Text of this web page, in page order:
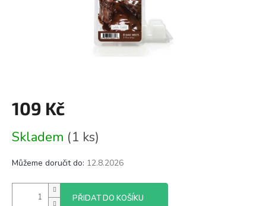
109 Kč
cena:
Skladem (1 ks)
Můžeme doručit do: 12.8.2026
PŘIDAT DO KOŠÍKU